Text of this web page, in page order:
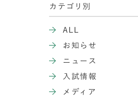
カテゴリ別
ALL
お知らせ
ニュース
入試情報
メディア